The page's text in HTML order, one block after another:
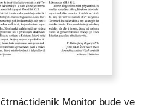
Monitor bude ve